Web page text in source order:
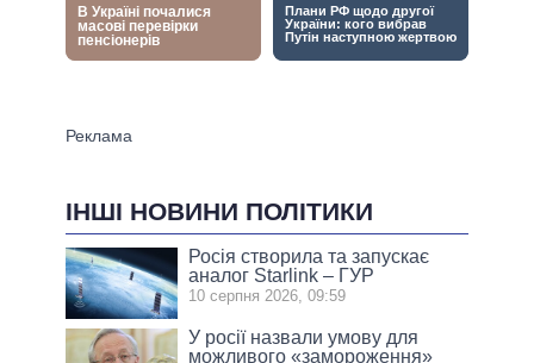
ІНШІ НОВИНИ ПОЛІТИКИ
Росія створила та запускає
аналог Starlink – ГУР
10 серпня 2026, 09:59
У росії назвали умову для
можливого «замороження»